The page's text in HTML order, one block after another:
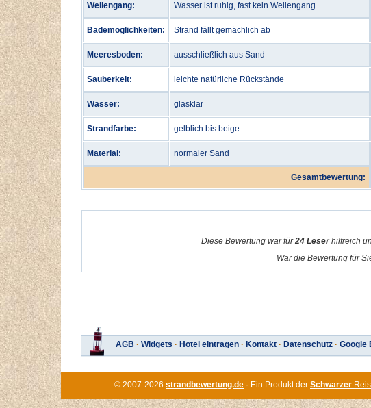
Wellengang: Wasser ist ruhig, fast kein Wellengang
Bademöglichkeiten: Strand fällt gemächlich ab
Meeresboden: ausschließlich aus Sand
Sauberkeit: leichte natürliche Rückstände
Wasser: glasklar
Strandfarbe: gelblich bis beige
Material: normaler Sand
Gesamtbewertung:
Diese Bewertung war für24 Leserhilfreich
War die Bewertung für
AGB · Widgets · Hotel eintragen · Kontakt · Datenschutz · Google
© 2007-2026 strandbewertung.de · Ein Produkt der Schwarzer